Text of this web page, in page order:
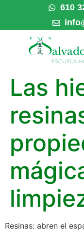
610
Las
Resinas: abren el